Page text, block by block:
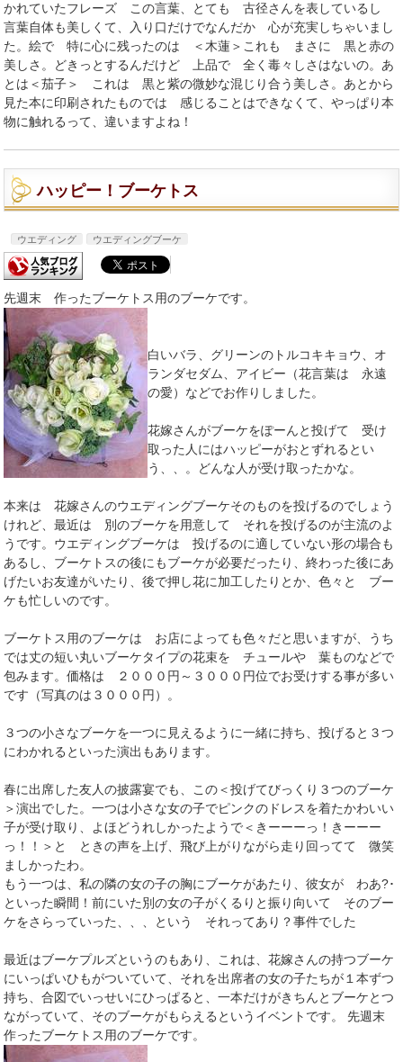
かれていたフレーズ この言葉、とても 古径さんを表しているし
言葉自体も美しくて、入り口だけでなんだか 心が充実しちゃいまし
た。絵で 特に心に残ったのは ＜木蓮＞これも まさに 黒と赤の
美しさ。どきっとするんだけど 上品で 全く毒々しさはないの。あ
とは＜茄子＞ これは 黒と紫の微妙な混じり合う美しさ。あとから
見た本に印刷されたものでは 感じることはできなくて、やっぱり本
物に触れるって、違いますよね！
ハッピー！ブーケトス
ウエディング ウエディングブーケ
先週末 作ったブーケトス用のブーケです。
白いバラ、グリーンのトルコキキョウ、オ
ランダセダム、アイビー（花言葉は 永遠
の愛）などでお作りしました。
花嫁さんがブーケをぽーんと投げて 受け
取った人にはハッピーがおとずれるとい
う、、。どんな人が受け取ったかな。
本来は 花嫁さんのウエディングブーケそのものを投げるのでしょう
けれど、最近は 別のブーケを用意して それを投げるのが主流のよ
うです。ウエディングブーケは 投げるのに適していない形の場合も
あるし、ブーケトスの後にもブーケが必要だったり、終わった後にあ
げたいお友達がいたり、後で押し花に加工したりとか、色々と ブー
ケも忙しいのです。
ブーケトス用のブーケは お店によっても色々だと思いますが、うち
では丈の短い丸いブーケタイプの花束を チュールや 葉ものなどで
包みます。価格は ２０００円～３０００円位でお受けする事が多い
です（写真のは３０００円）。
３つの小さなブーケを一つに見えるように一緒に持ち、投げると３つ
にわかれるといった演出もあります。
春に出席した友人の披露宴でも、この＜投げてびっくり３つのブーケ
＞演出でした。一つは小さな女の子でピンクのドレスを着たかわいい
子が受け取り、よほどうれしかったようで＜きーーーっ！きーーー
っ！！＞と ときの声を上げ、飛び上がりながら走り回ってて 微笑
ましかったわ。
もう一つは、私の隣の女の子の胸にブーケがあたり、彼女が わあ?･
といった瞬間！前にいた別の女の子がくるりと振り向いて そのブー
ケをさらっていった、、、という それってあり？事件でした
最近はブーケプルズというのもあり、これは、花嫁さんの持つブーケ
にいっぱいひもがついていて、それを出席者の女の子たちが１本ずつ
持ち、合図でいっせいにひっぱると、一本だけがきちんとブーケとつ
ながっていて、そのブーケがもらえるというイベントです。 先週末
作ったブーケトス用のブーケです。